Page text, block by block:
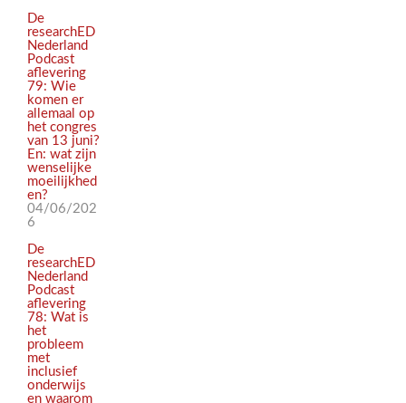
De
researchED
Nederland
Podcast
aflevering
79: Wie
komen er
allemaal op
het congres
van 13 juni?
En: wat zijn
wenselijke
moeilijkhed
en?
04/06/202
6
De
researchED
Nederland
Podcast
aflevering
78: Wat is
het
probleem
met
inclusief
onderwijs
en waarom